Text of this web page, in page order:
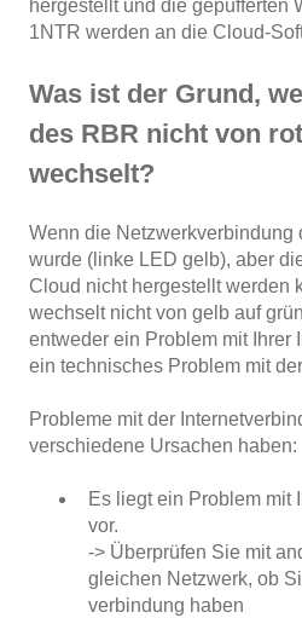
hergestellt und die gepufferten
1NTR werden an die Cloud-
Was ist der Grund,
des RBR nicht von
wechselt?
Wenn die Netzwerkverbindung
wurde (linke LED gelb), aber
Cloud nicht hergestellt werden
wechselt nicht von gelb auf
entweder ein Problem mit Ihrer
ein technisches Problem mit
Probleme mit der
verschiedene Ursachen haben:
Es liegt ein Problem mit
vor.
-> Überprüfen Sie mit
gleichen Netzwerk, ob
verbindung haben